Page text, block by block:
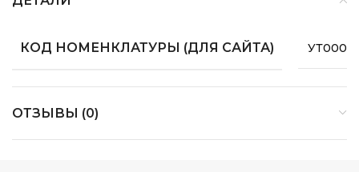
КОД НОМЕНКЛАТУРЫ (ДЛЯ САЙТА)
ОТЗЫВЫ (0)